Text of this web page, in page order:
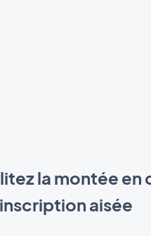
la montée
aisée